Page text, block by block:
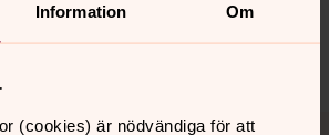
Information Om
(cookies) är nödvändiga för att